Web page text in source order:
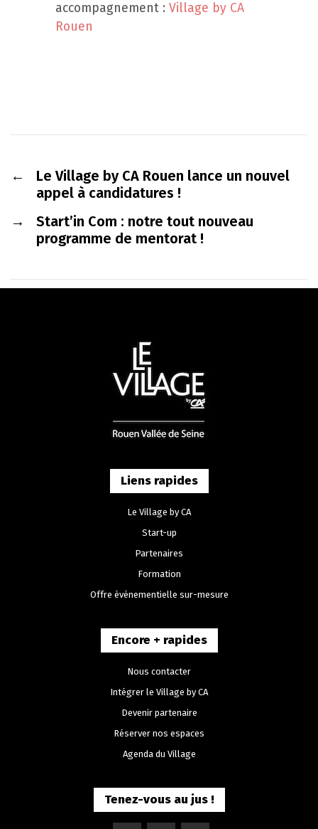
accompagnement : Village by CA
Rouen
←
Le Village by CA Rouen lance un nouvel
appel à candidatures !
→
Start’in Com : notre tout nouveau
programme de mentorat !
Liens rapides
Le Village by CA
Start-up
Partenaires
Formation
Offre événementielle sur-mesure
Encore + rapides
Nous contacter
Intégrer le Village by CA
Devenir partenaire
Réserver nos espaces
Agenda du Village
Tenez-vous au jus !